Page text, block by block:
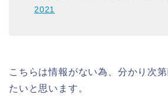
2021
こちらは情報がない為、分かり次
たいと思います。